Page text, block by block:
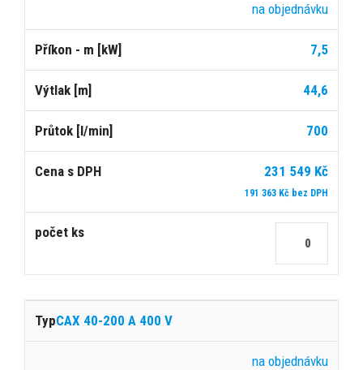
na objednávku
7,5
44,6
700
231 549 Kč
191 363 Kč bez DPH
CAX 40-200 A 400 V
na objednávku